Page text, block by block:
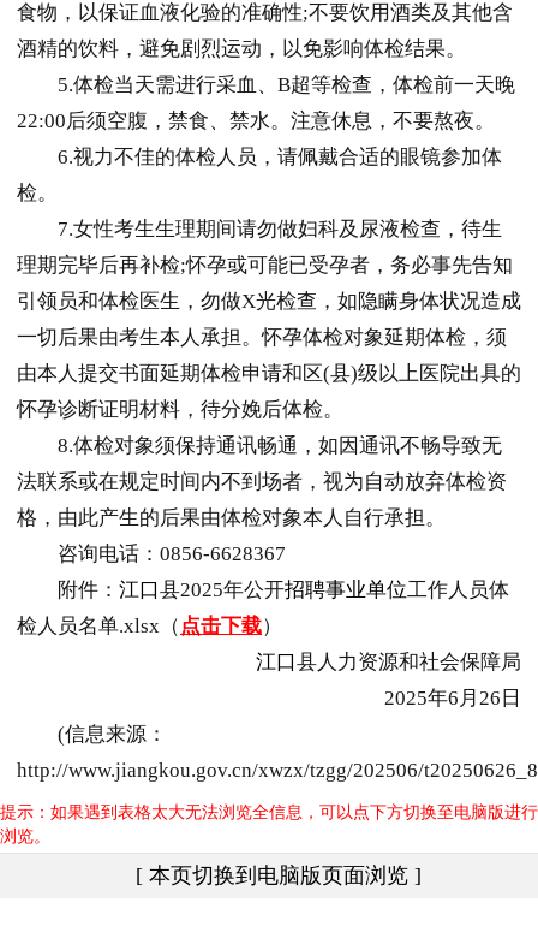
食物，以保证血液化验的准确性;不要饮用酒类及其他含
酒精的饮料，避免剧烈运动，以免影响体检结果。
5.体检当天需进行采血、B超等检查，体检前一天晚
22:00后须空腹，禁食、禁水。注意休息，不要熬夜。
6.视力不佳的体检人员，请佩戴合适的眼镜参加体
检。
7.女性考生生理期间请勿做妇科及尿液检查，待生
理期完毕后再补检;怀孕或可能已受孕者，务必事先告知
引领员和体检医生，勿做X光检查，如隐瞒身体状况造成
一切后果由考生本人承担。怀孕体检对象延期体检，须
由本人提交书面延期体检申请和区(县)级以上医院出具的
怀孕诊断证明材料，待分娩后体检。
8.体检对象须保持通讯畅通，如因通讯不畅导致无
法联系或在规定时间内不到场者，视为自动放弃体检资
格，由此产生的后果由体检对象本人自行承担。
咨询电话：0856-6628367
附件： 江口县2025年公开招聘事业单位工作人员体
检人员名单.xlsx（ 点击下载）
江口县人力资源和社会保障局
2025年6月26日
(信息来源：
http://www.jiangkou.gov.cn/xwzx/tzgg/202506/
提示：如果遇到表格太大无法浏览全信息，可以点下方切换至电脑版进行
浏览。
[ 本页切换到电脑版页面浏览 ]